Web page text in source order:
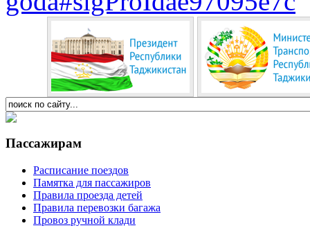
Пассажирам
Расписание поездов
Памятка для пассажиров
Правила проезда детей
Правила перевозки багажа
Провоз ручной клади